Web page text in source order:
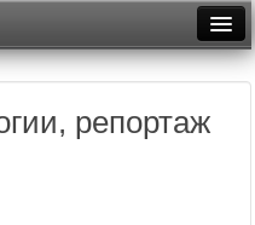
репортаж